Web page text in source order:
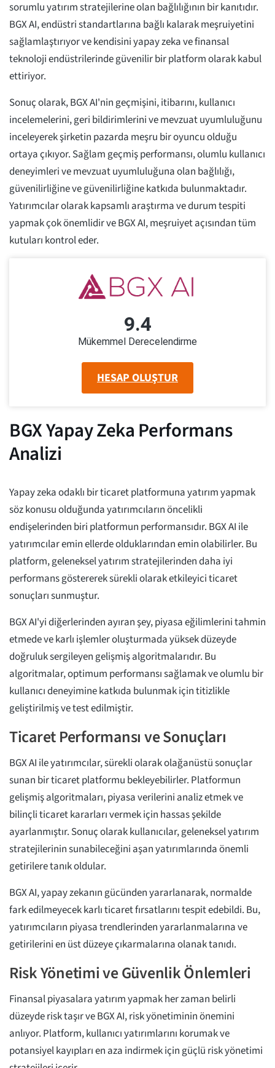
sorumlu yatırım stratejilerine olan bağlılığının bir kanıtıdır.
BGX AI, endüstri standartlarına bağlı kalarak meşruiyetini
sağlamlaştırıyor ve kendisini yapay zeka ve finansal
teknoloji endüstrilerinde güvenilir bir platform olarak kabul
ettiriyor.
Sonuç olarak, BGX AI'nin geçmişini, itibarını, kullanıcı
incelemelerini, geri bildirimlerini ve mevzuat uyumluluğunu
inceleyerek şirketin pazarda meşru bir oyuncu olduğu
ortaya çıkıyor. Sağlam geçmiş performansı, olumlu kullanıcı
deneyimleri ve mevzuat uyumluluğuna olan bağlılığı,
güvenilirliğine ve güvenilirliğine katkıda bulunmaktadır.
Yatırımcılar olarak kapsamlı araştırma ve durum tespiti
yapmak çok önemlidir ve BGX AI, meşruiyet açısından tüm
kutuları kontrol eder.
9.4
Mükemmel Derecelendirme
HESAP OLUŞTUR
BGX Yapay Zeka Performans
Analizi
Yapay zeka odaklı bir ticaret platformuna yatırım yapmak
söz konusu olduğunda yatırımcıların öncelikli
endişelerinden biri platformun performansıdır. BGX AI ile
yatırımcılar emin ellerde olduklarından emin olabilirler. Bu
platform, geleneksel yatırım stratejilerinden daha iyi
performans göstererek sürekli olarak etkileyici ticaret
sonuçları sunmuştur.
BGX AI'yi diğerlerinden ayıran şey, piyasa eğilimlerini tahmin
etmede ve karlı işlemler oluşturmada yüksek düzeyde
doğruluk sergileyen gelişmiş algoritmalarıdır. Bu
algoritmalar, optimum performansı sağlamak ve olumlu bir
kullanıcı deneyimine katkıda bulunmak için titizlikle
geliştirilmiş ve test edilmiştir.
Ticaret Performansı ve Sonuçları
BGX AI ile yatırımcılar, sürekli olarak olağanüstü sonuçlar
sunan bir ticaret platformu bekleyebilirler. Platformun
gelişmiş algoritmaları, piyasa verilerini analiz etmek ve
bilinçli ticaret kararları vermek için hassas şekilde
ayarlanmıştır. Sonuç olarak kullanıcılar, geleneksel yatırım
stratejilerinin sunabileceğini aşan yatırımlarında önemli
getirilere tanık oldular.
BGX AI, yapay zekanın gücünden yararlanarak, normalde
fark edilmeyecek karlı ticaret fırsatlarını tespit edebildi. Bu,
yatırımcıların piyasa trendlerinden yararlanmalarına ve
getirilerini en üst düzeye çıkarmalarına olanak tanıdı.
Risk Yönetimi ve Güvenlik Önlemleri
Finansal piyasalara yatırım yapmak her zaman belirli
düzeyde risk taşır ve BGX AI, risk yönetiminin önemini
anlıyor. Platform, kullanıcı yatırımlarını korumak ve
potansiyel kayıpları en aza indirmek için güçlü risk yönetimi